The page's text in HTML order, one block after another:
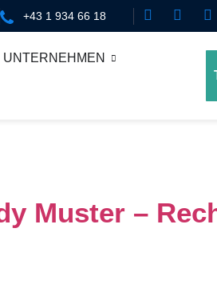
+43 1 934 66 18
UNTERNEHMEN
Muster –